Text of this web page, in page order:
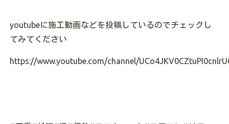
youtubeに施工動画などを投稿しているのでチェックし
てみてください
https://www.youtube.com/channel/